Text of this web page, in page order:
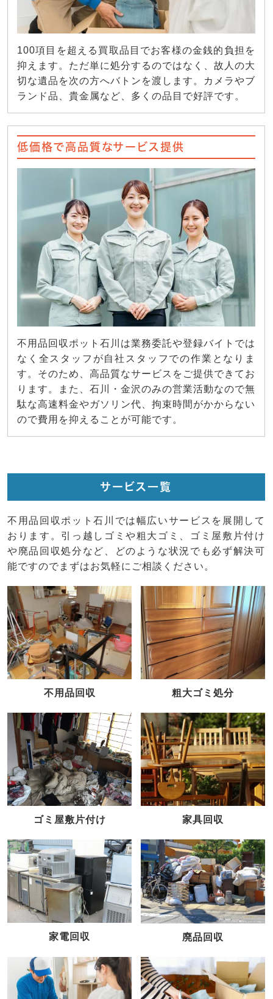
100項目を超える買取品目でお客様の金銭的負担を
抑えます。ただ単に処分するのではなく、故人の大
切な遺品を次の方へバトンを渡します。カメラやブ
ランド品、貴金属など、多くの品目で好評です。
低価格で高品質なサービス提供
不用品回収ポット石川は業務委託や登録バイトでは
なく全スタッフが自社スタッフでの作業となりま
す。そのため、高品質なサービスをご提供できてお
ります。また、石川・金沢のみの営業活動なので無
駄な高速料金やガソリン代、拘束時間がかからない
ので費用を抑えることが可能です。
サービス一覧
不用品回収ポット石川では幅広いサービスを展開して
おります。引っ越しゴミや粗大ゴミ、ゴミ屋敷片付け
や廃品回収処分など、どのような状況でも必ず解決可
能ですのでまずはお気軽にご相談ください。
不用品回収 粗大ゴミ処分
ゴミ屋敷片付け 家具回収
家電回収 廃品回収